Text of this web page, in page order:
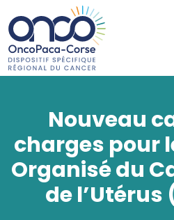
Nouveau
charges pour
Organisé du
de l’Utérus
Panneau de gestion des cookies